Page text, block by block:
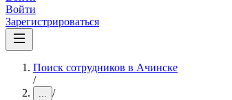
Войти
Зарегистрироваться
Поиск сотрудников в Ачинске
/
... /